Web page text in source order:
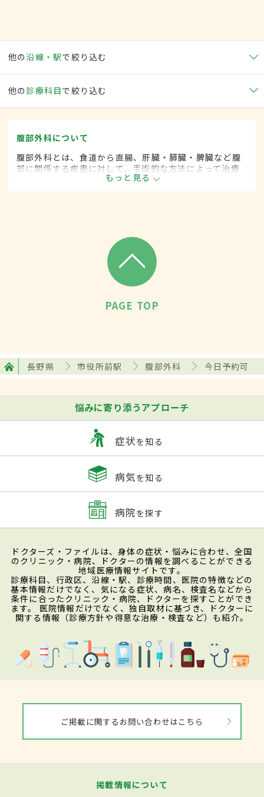
他の沿線・駅で絞り込む
他の 診療科目で絞り込む
腹部外科について
腹部外科とは、食道から直腸、肝臓・膵臓・脾臓など腹
部に関係する疾患に対して、手術的な方法によって治療
する外科の一領域です。もっと見る
PAGE TOP
長野県 市役所前駅 腹部外科 今日予約可
悩みに寄り添うアプローチ
症状を知る
病気を知る
病院を探す
ドクターズ・ファイルは、身体の症状・悩みに合わせ、全国
のクリニック・病院、ドクターの情報を調べることができる
地域医療情報サイトです。
診療科目、行政区、沿線・駅、診療時間、医院の特徴などの
基本情報だけでなく、気になる症状、病名、検査名などから
条件に合ったクリニック・病院、ドクターを探すことができ
ます。 医院情報だけでなく、独自取材に基づき、ドクターに
関する情報（診療方針や得意な治療・検査など）も紹介。
ご掲載に関するお問い合わせはこちら
掲載情報について